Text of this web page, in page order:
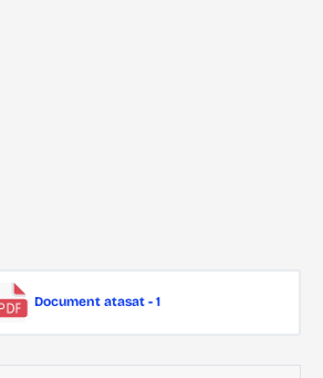
Document atasat - 1